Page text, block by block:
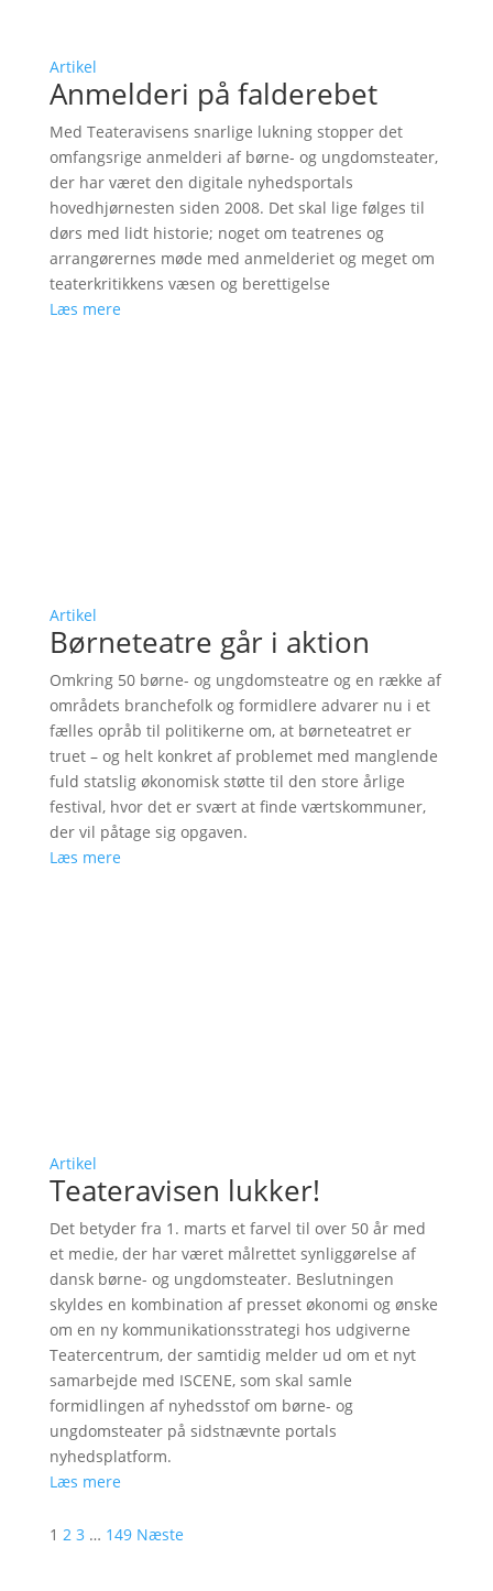
Artikel
Anmelderi på falderebet
Med Teateravisens snarlige lukning stopper det
omfangsrige anmelderi af børne- og ungdomsteater,
der har været den digitale nyhedsportals
hovedhjørnesten siden 2008. Det skal lige følges til
dørs med lidt historie; noget om teatrenes og
arrangørernes møde med anmelderiet og meget om
teaterkritikkens væsen og berettigelse
Læs mere
Artikel
Børneteatre går i aktion
Omkring 50 børne- og ungdomsteatre og en række af
områdets branchefolk og formidlere advarer nu i et
fælles opråb til politikerne om, at børneteatret er
truet – og helt konkret af problemet med manglende
fuld statslig økonomisk støtte til den store årlige
festival, hvor det er svært at finde værtskommuner,
der vil påtage sig opgaven.
Læs mere
Artikel
Teateravisen lukker!
Det betyder fra 1. marts et farvel til over 50 år med
et medie, der har været målrettet synliggørelse af
dansk børne- og ungdomsteater. Beslutningen
skyldes en kombination af presset økonomi og ønske
om en ny kommunikationsstrategi hos udgiverne
Teatercentrum, der samtidig melder ud om et nyt
samarbejde med ISCENE, som skal samle
formidlingen af nyhedsstof om børne- og
ungdomsteater på sidstnævnte portals
nyhedsplatform.
Læs mere
1 2 3 … 149 Næste